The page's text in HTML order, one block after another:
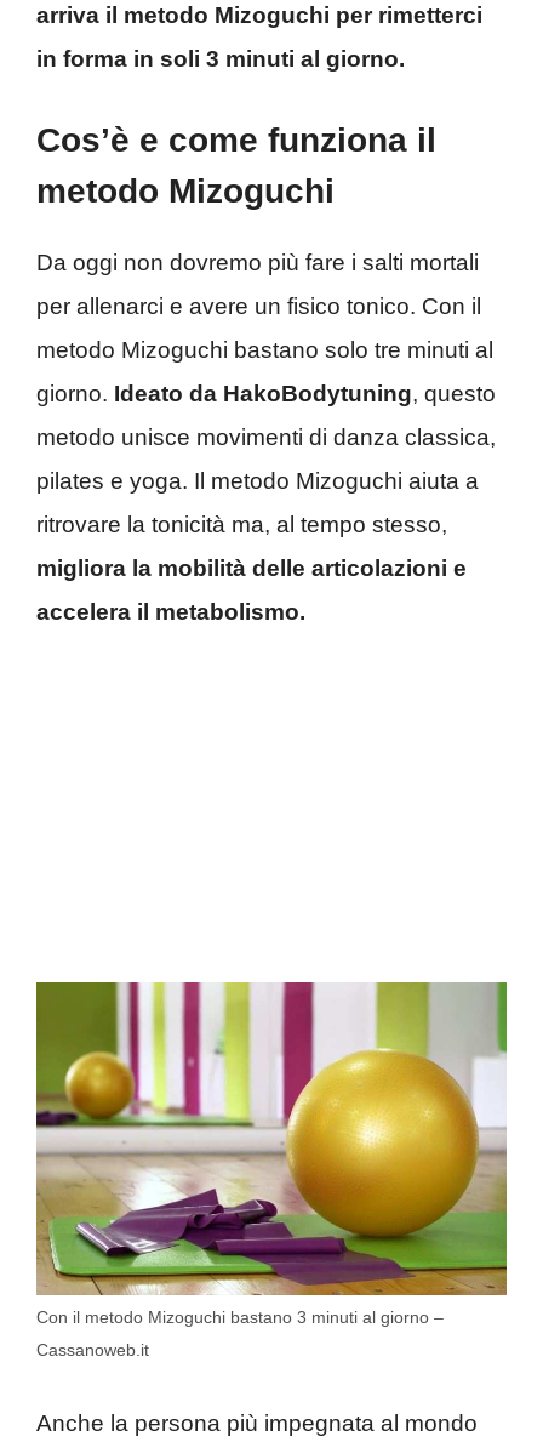
arriva il metodo Mizoguchi per rimetterci
in forma in soli 3 minuti al giorno.
Cos’è e come funziona il
metodo Mizoguchi
Da oggi non dovremo più fare i salti mortali
per allenarci e avere un fisico tonico. Con il
metodo Mizoguchi bastano solo tre minuti al
giorno. Ideato da HakoBodytuning, questo
metodo unisce movimenti di danza classica,
pilates e yoga. Il metodo Mizoguchi aiuta a
ritrovare la tonicità ma, al tempo stesso,
migliora la mobilità delle articolazioni e
accelera il metabolismo.
Con il metodo Mizoguchi bastano 3 minuti al giorno –
Cassanoweb.it
Anche la persona più impegnata al mondo